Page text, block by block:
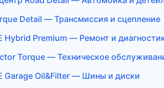
Detail — Трансмиссия и сцепление
Hybrid Premium — Ремонт и
Torque — Техническое
Garage Oil&Filter — Шины и диски